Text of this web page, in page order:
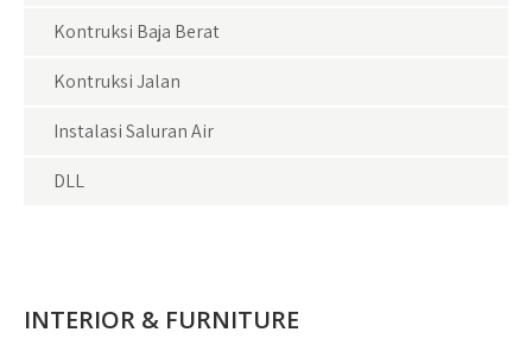
Kontruksi Baja Berat
Kontruksi Jalan
Instalasi Saluran Air
DLL
INTERIOR & FURNITURE